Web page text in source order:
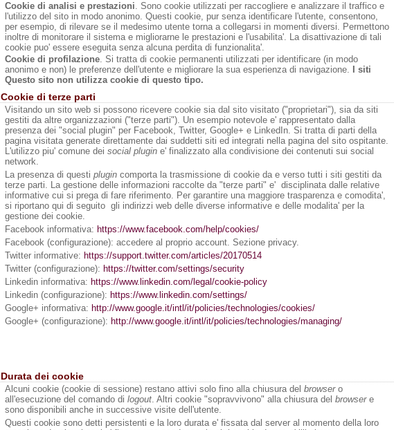
Cookie di analisi e prestazioni. Sono cookie utilizzati per raccogliere e analizzare il traffico e
l'utilizzo del sito in modo anonimo. Questi cookie, pur senza identificare l'utente, consentono,
per esempio, di rilevare se il medesimo utente torna a collegarsi in momenti diversi. Permettono
inoltre di monitorare il sistema e migliorarne le prestazioni e l'usabilita'. La disattivazione di tali
cookie puo' essere eseguita senza alcuna perdita di funzionalita'.
Cookie di profilazione. Si tratta di cookie permanenti utilizzati per identificare (in modo
anonimo e non) le preferenze dell'utente e migliorare la sua esperienza di navigazione.
I siti
Questo sito non utilizza cookie di questo tipo.
Cookie di terze parti
Visitando un sito web si possono ricevere cookie sia dal sito visitato ("proprietari"), sia da siti
gestiti da altre organizzazioni ("terze parti"). Un esempio notevole e' rappresentato dalla
presenza dei "social plugin" per Facebook, Twitter, Google+ e LinkedIn. Si tratta di parti della
pagina visitata generate direttamente dai suddetti siti ed integrati nella pagina del sito ospitante.
L'utilizzo piu' comune dei social plugin e' finalizzato alla condivisione dei contenuti sui social
network.
La presenza di questi plugin comporta la trasmissione di cookie da e verso tutti i siti gestiti da
terze parti. La gestione delle informazioni raccolte da "terze parti" e' disciplinata dalle relative
informative cui si prega di fare riferimento. Per garantire una maggiore trasparenza e comodita',
si riportano qui di seguito gli indirizzi web delle diverse informative e delle modalita' per la
gestione dei cookie.
Facebook informativa: https://www.facebook.com/help/cookies/
Facebook (configurazione): accedere al proprio account. Sezione privacy.
Twitter informative: https://support.twitter.com/articles/20170514
Twitter (configurazione): https://twitter.com/settings/security
Linkedin informativa: https://www.linkedin.com/legal/cookie-policy
Linkedin (configurazione): https://www.linkedin.com/settings/
Google+ informativa: http://www.google.it/intl/it/policies/technologies/cookies/
Google+ (configurazione): http://www.google.it/intl/it/policies/technologies/managing/
Durata dei cookie
Alcuni cookie (cookie di sessione) restano attivi solo fino alla chiusura del browsero
all'esecuzione del comando di logout. Altri cookie "sopravvivono" alla chiusura del browsere
sono disponibili anche in successive visite dell'utente.
Questi cookie sono detti persistenti e la loro durata e' fissata dal server al momento della loro